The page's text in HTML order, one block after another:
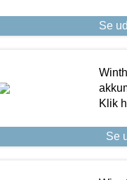
Se
Klik
Se